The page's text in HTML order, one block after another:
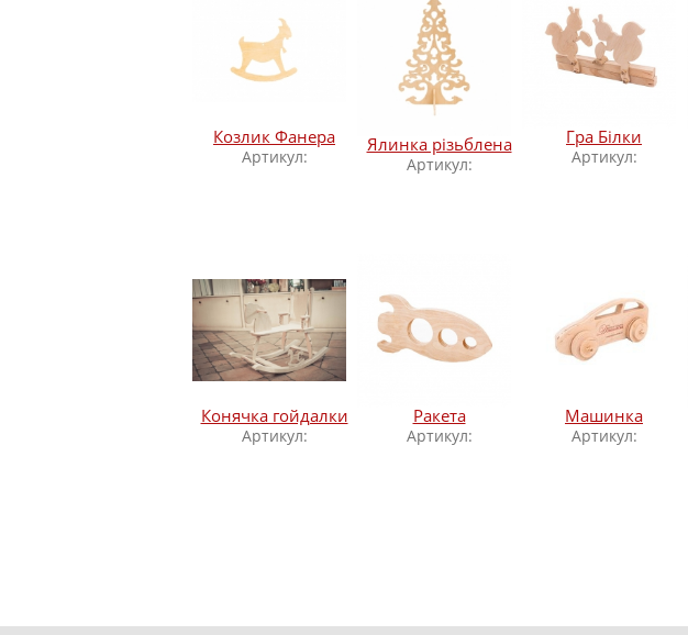
Козлик Фанера
Артикул:
Ялинка різьблена
Артикул:
Гра Білки
Артикул:
Конячка гойдалки
Артикул:
Ракета
Артикул:
Машинка
Артикул: